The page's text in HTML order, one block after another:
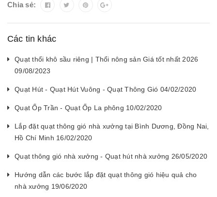
Chia sẻ:
Các tin khác
Quạt thổi khô sầu riêng | Thổi nông sản Giá tốt nhất 2026
09/08/2023
Quạt Hút - Quạt Hút Vuông - Quạt Thông Gió 04/02/2020
Quạt Ốp Trần - Quạt Ốp La phông 10/02/2020
Lắp đặt quạt thông gió nhà xưởng tại Bình Dương, Đồng Nai,
Hồ Chí Minh 16/02/2020
Quạt thông gió nhà xưởng - Quạt hút nhà xưởng 26/05/2020
Hướng dẫn các bước lắp đặt quạt thông gió hiệu quả cho
nhà xưởng 19/06/2020